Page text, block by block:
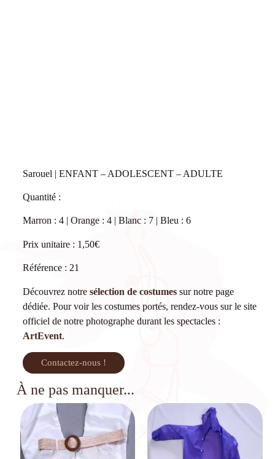
Sarouel | ENFANT – ADOLESCENT – ADULTE
Quantité :
Marron : 4 | Orange : 4 | Blanc : 7 | Bleu : 6
Prix unitaire : 1,50€
Référence : 21
Découvrez notre sélection de costumessur notre page
dédiée. Pour voir les costumes portés, rendez-vous sur le site
officiel de notre photographe durant les spectacles :
ArtEvent.
Contactez-nous !
À ne pas manquer...